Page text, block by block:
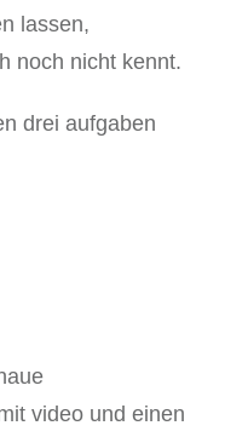
lassen,
noch nicht kennt.
drei aufgaben
video und einen